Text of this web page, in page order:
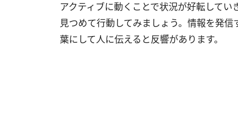
アクティブに動くことで状況が好転して
見つめて行動してみましょう。情報を発
葉にして人に伝えると反響があります。